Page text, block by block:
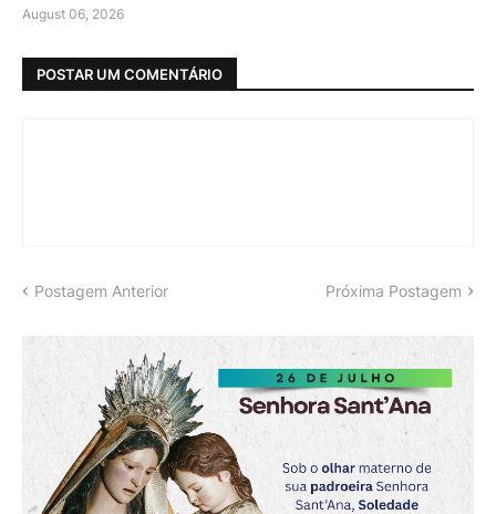
August 06, 2026
POSTAR UM COMENTÁRIO
Postagem Anterior Próxima Postagem